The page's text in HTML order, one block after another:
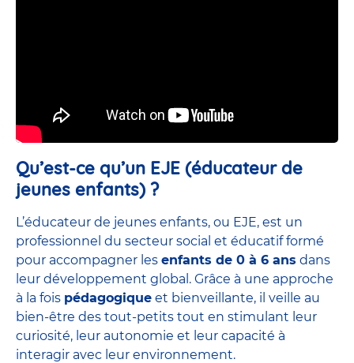
Qu’est-ce qu’un EJE (éducateur de
jeunes enfants) ?
L’éducateur de jeunes enfants, ou EJE, est un
professionnel du secteur social et éducatif formé
pour accompagner les enfants de 0 à 6 ans dans
leur développement global. Grâce à une approche
à la fois pédagogique et bienveillante, il veille au
bien-être des tout-petits tout en stimulant leur
curiosité, leur autonomie et leur capacité à
interagir avec leur environnement.